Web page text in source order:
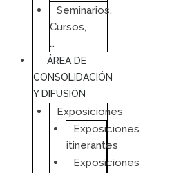
Seminarios,
Cursos,
…
ÁREA DE
CONSOLIDACIÓN
Y DIFUSIÓN
Exposiciones
Exposiciones
itinerantes
Exposiciones